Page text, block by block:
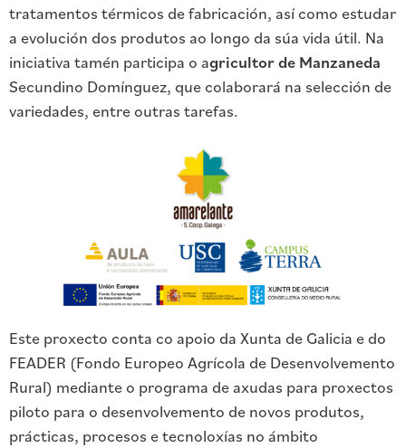
tratamentos térmicos de fabricación, así como estudar
a evolución dos produtos ao longo da súa vida útil. Na
iniciativa tamén participa o agricultor de Manzaneda
Secundino Domínguez, que colaborará na selección de
variedades, entre outras tarefas.
Este proxecto conta co apoio da Xunta de Galicia e do
FEADER (Fondo Europeo Agrícola de Desenvolvemento
Rural) mediante o programa de axudas para proxectos
piloto para o desenvolvemento de novos produtos,
prácticas, procesos e tecnoloxías no ámbito